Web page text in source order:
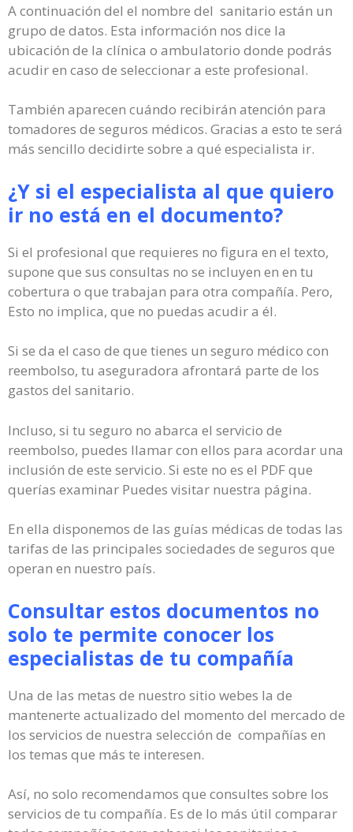
A continuación del el nombre del sanitario están un
grupo de datos. Esta información nos dice la
ubicación de la clínica o ambulatorio donde podrás
acudir en caso de seleccionar a este profesional.
También aparecen cuándo recibirán atención para
tomadores de seguros médicos. Gracias a esto te será
más sencillo decidirte sobre a qué especialista ir.
¿Y si el especialista al que quiero
ir no está en el documento?
Si el profesional que requieres no figura en el texto,
supone que sus consultas no se incluyen en en tu
cobertura o que trabajan para otra compañía. Pero,
Esto no implica, que no puedas acudir a él.
Si se da el caso de que tienes un seguro médico con
reembolso, tu aseguradora afrontará parte de los
gastos del sanitario.
Incluso, si tu seguro no abarca el servicio de
reembolso, puedes llamar con ellos para acordar una
inclusión de este servicio. Si este no es el PDF que
querías examinar Puedes visitar nuestra página.
En ella disponemos de las guías médicas de todas las
tarifas de las principales sociedades de seguros que
operan en nuestro país.
Consultar estos documentos no
solo te permite conocer los
especialistas de tu compañía
Una de las metas de nuestro sitio webes la de
mantenerte actualizado del momento del mercado de
los servicios de nuestra selección de compañías en
los temas que más te interesen.
Así, no solo recomendamos que consultes sobre los
servicios de tu compañía. Es de lo más útil comparar